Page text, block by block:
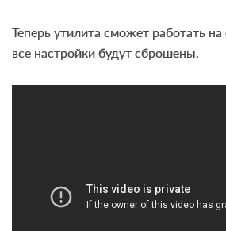
Теперь утилита сможет работать
все настройки будут сброшены.